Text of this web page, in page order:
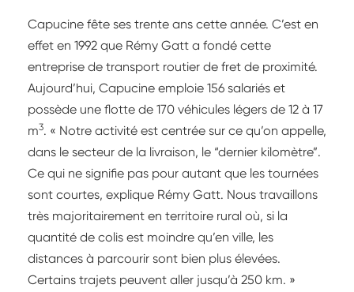
Capucine fête ses trente ans cette année. C’est en
effet en 1992 que Rémy Gatt a fondé cette
entreprise de transport routier de fret de proximité.
Aujourd’hui, Capucine emploie 156 salariés et
possède une flotte de 170 véhicules légers de 12 à 17
m3. « Notre activité est centrée sur ce qu’on appelle,
dans le secteur de la livraison, le “dernier kilomètre”.
Ce qui ne signifie pas pour autant que les tournées
sont courtes, explique Rémy Gatt. Nous travaillons
très majoritairement en territoire rural où, si la
quantité de colis est moindre qu’en ville, les
distances à parcourir sont bien plus élevées.
Certains trajets peuvent aller jusqu’à 250 km. »